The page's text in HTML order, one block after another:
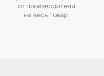
от производителя
на весь товар.